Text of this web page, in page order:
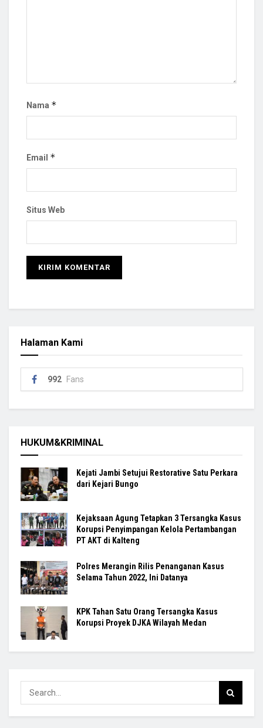
Nama *
Email *
Situs Web
Halaman Kami
992 Fans
HUKUM&KRIMINAL
Kejati Jambi Setujui Restorative Satu Perkara
dari Kejari Bungo
Kejaksaan Agung Tetapkan 3 Tersangka Kasus
Korupsi Penyimpangan Kelola Pertambangan
PT AKT di Kalteng
Polres Merangin Rilis Penanganan Kasus
Selama Tahun 2022, Ini Datanya
KPK Tahan Satu Orang Tersangka Kasus
Korupsi Proyek DJKA Wilayah Medan